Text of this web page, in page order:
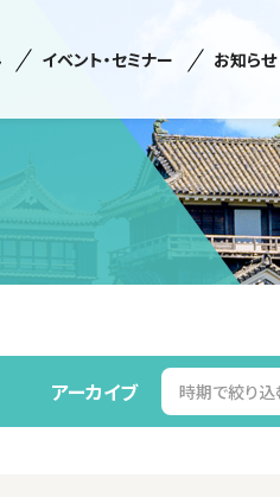
イベント・セミナー お知らせ
アーカイブ